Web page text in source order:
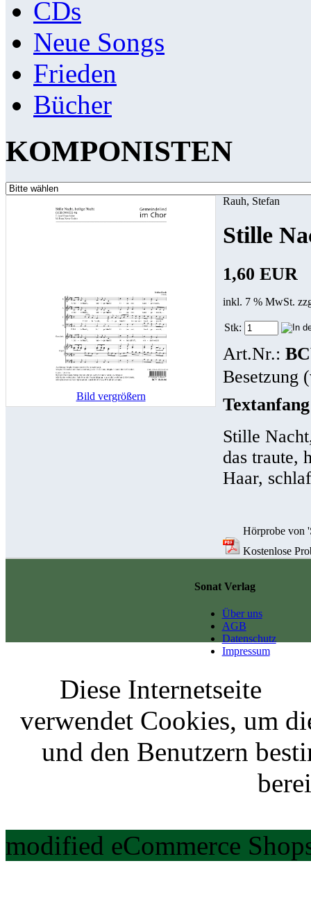
CDs
Neue Songs
Frieden
Bücher
KOMPONISTEN
Bild vergrößern
Rauh, Stefan
Stille
1,60 EUR
inkl. 7 % MwSt.
Stk:
Art.Nr.:
Besetzung
Stille
das traute,
Haar,
Hörprobe von
Kostenlose
Sonat Verlag
Über uns
AGB
Datenschutz
Impressum
Diese Internetseite
verwendet Cookies, um
und den Benutzern
modified eCommerce